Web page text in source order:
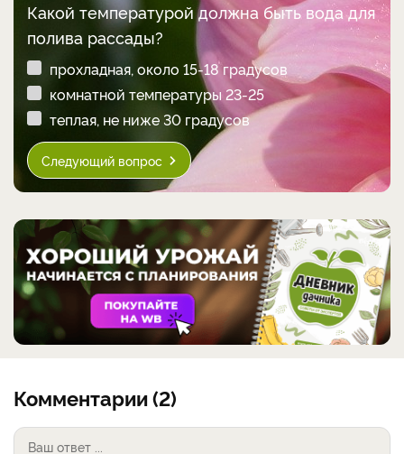
Какой температурой должна быть вода для
полива рассады?
прохладная, около 15-18 градусов
комнатной температуры 23-25
теплая, не ниже 30 градусов
Следующий вопрос
Комментарии (2)